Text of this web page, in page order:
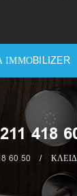
ΙΜΜΟBILIZER
418
60 50 /